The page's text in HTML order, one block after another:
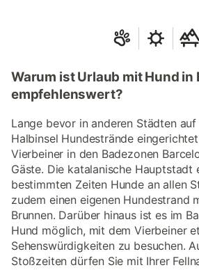
Warum ist Urlaub mit Hund in
empfehlenswert?
Lange bevor in anderen Städten
Halbinsel Hundestrände
Vierbeiner in den Badezonen
Gäste. Die katalanische Hauptstadt
bestimmten Zeiten Hunde an allen
zudem einen eigenen Hundestrand
Brunnen. Darüber hinaus ist es im
Hund möglich, mit dem Vierbeiner
Sehenswürdigkeiten zu besuchen.
Stoßzeiten dürfen Sie mit Ihrer